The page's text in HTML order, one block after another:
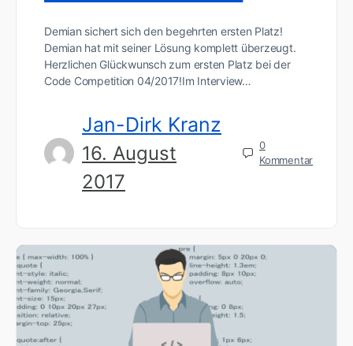
Demian sichert sich den begehrten ersten Platz!
Demian hat mit seiner Lösung komplett überzeugt.
Herzlichen Glückwunsch zum ersten Platz bei der
Code Competition 04/2017!Im Interview…
Jan-Dirk Kranz
16. August
2017
0
Kommentar